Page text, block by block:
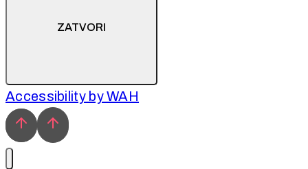
ZATVORI
Accessibility by WAH